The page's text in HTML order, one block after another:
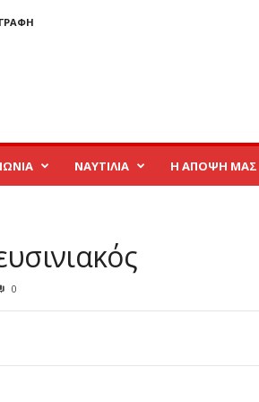
ΝΑΥΤΙΛΙΑ Η ΑΠΟΨΗ ΜΑΣ
0